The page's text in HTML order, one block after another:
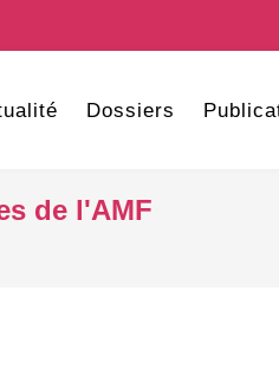
Dossiers
de l'AMF